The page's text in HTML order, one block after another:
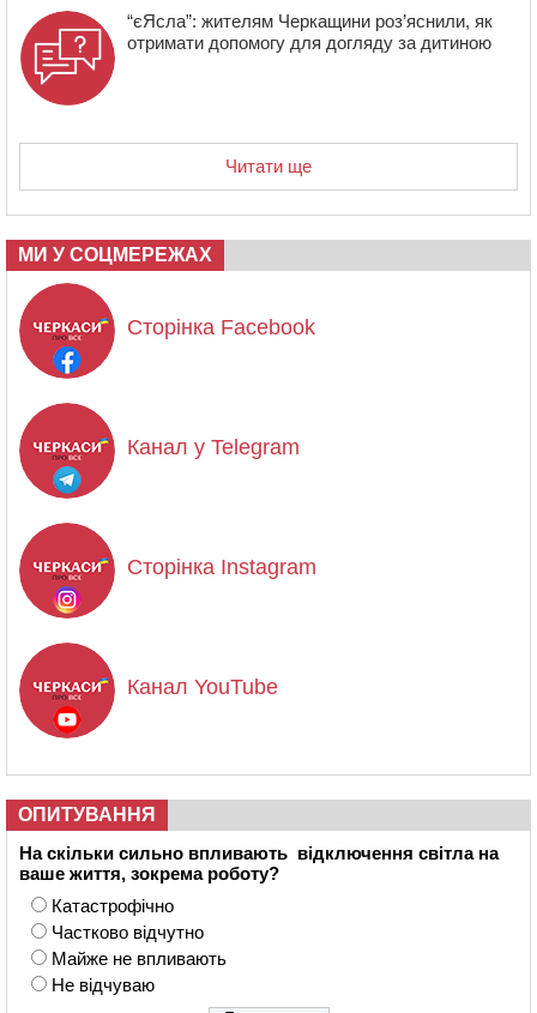
“єЯсла”: жителям Черкащини роз’яснили, як
отримати допомогу для догляду за дитиною
Читати ще
МИ У СОЦМЕРЕЖАХ
Сторінка Facebook
Канал у Telegram
Сторінка Instagram
Канал YouTube
ОПИТУВАННЯ
На скільки сильно впливають відключення світла на
ваше життя, зокрема роботу?
Катастрофічно
Частково відчутно
Майже не впливають
Не відчуваю